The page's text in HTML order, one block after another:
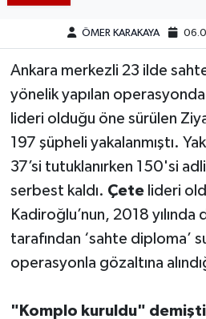
ÖMER KARAKAYA
Ankara merkezli 23 ilde
yönelik yapılan operasyonda
lideri olduğu öne sürülen
197 şüpheli yakalanmıştı.
37’si tutuklanırken 150'si
serbest kaldı. Çetelideri
Kadiroğlu’nun, 2018 yılında
tarafından ‘sahte diploma’
operasyonla gözaltına
"Komplo kuruldu" demişti